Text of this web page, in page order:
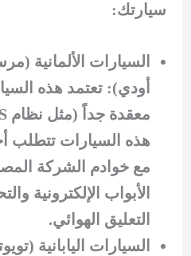
سيارتك:
السيارات الألمانية
أودي): تعتمد هذه
هذه السيارات تتطلب
مع خوادم الشركة
الأبواب الإلكترونية
التعليق الهوائي.
السيارات اليابانية